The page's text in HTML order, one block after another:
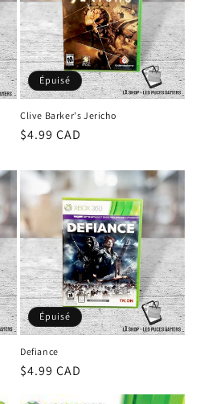
Épuisé
Clive Barker's Jericho
Prix
$4.99 CAD
Épuisé
Defiance
Prix
$4.99 CAD